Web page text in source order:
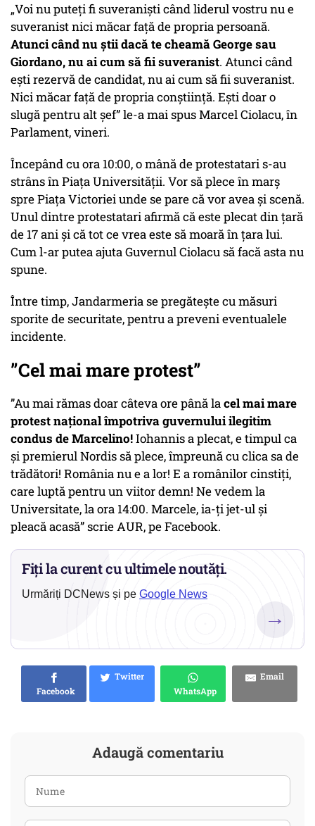
„Voi nu puteți fi suveraniști când liderul vostru nu e
suveranist nici măcar față de propria persoană.
Atunci când nu știi dacă te cheamă George sau
Giordano, nu ai cum să fii suveranist. Atunci când
ești rezervă de candidat, nu ai cum să fii suveranist.
Nici măcar față de propria conștiință. Ești doar o
slugă pentru alt șef” le-a mai spus Marcel Ciolacu, în
Parlament, vineri.
Începând cu ora 10:00, o mână de protestatari s-au
strâns în Piața Universității. Vor să plece în marș
spre Piața Victoriei unde se pare că vor avea și scenă.
Unul dintre protestatari afirmă că este plecat din țară
de 17 ani și că tot ce vrea este să moară în țara lui.
Cum l-ar putea ajuta Guvernul Ciolacu să facă asta nu
spune.
Între timp, Jandarmeria se pregătește cu măsuri
sporite de securitate, pentru a preveni eventualele
incidente.
”Cel mai mare protest”
”Au mai rămas doar câteva ore până lacel mai mare
protest național împotriva guvernului ilegitim
condus de Marcelino!Iohannis a plecat, e timpul ca
și premierul Nordis să plece, împreună cu clica sa de
trădători! România nu e a lor! E a românilor cinstiți,
care luptă pentru un viitor demn! Ne vedem la
Universitate, la ora 14:00. Marcele, ia-ți jet-ul și
pleacă acasă” scrie AUR, pe Facebook.
Fiți la curent cu ultimele noutăți.
Urmăriți DCNews și pe Google News
→
Facebook
Twitter
WhatsApp
Email
Adaugă comentariu